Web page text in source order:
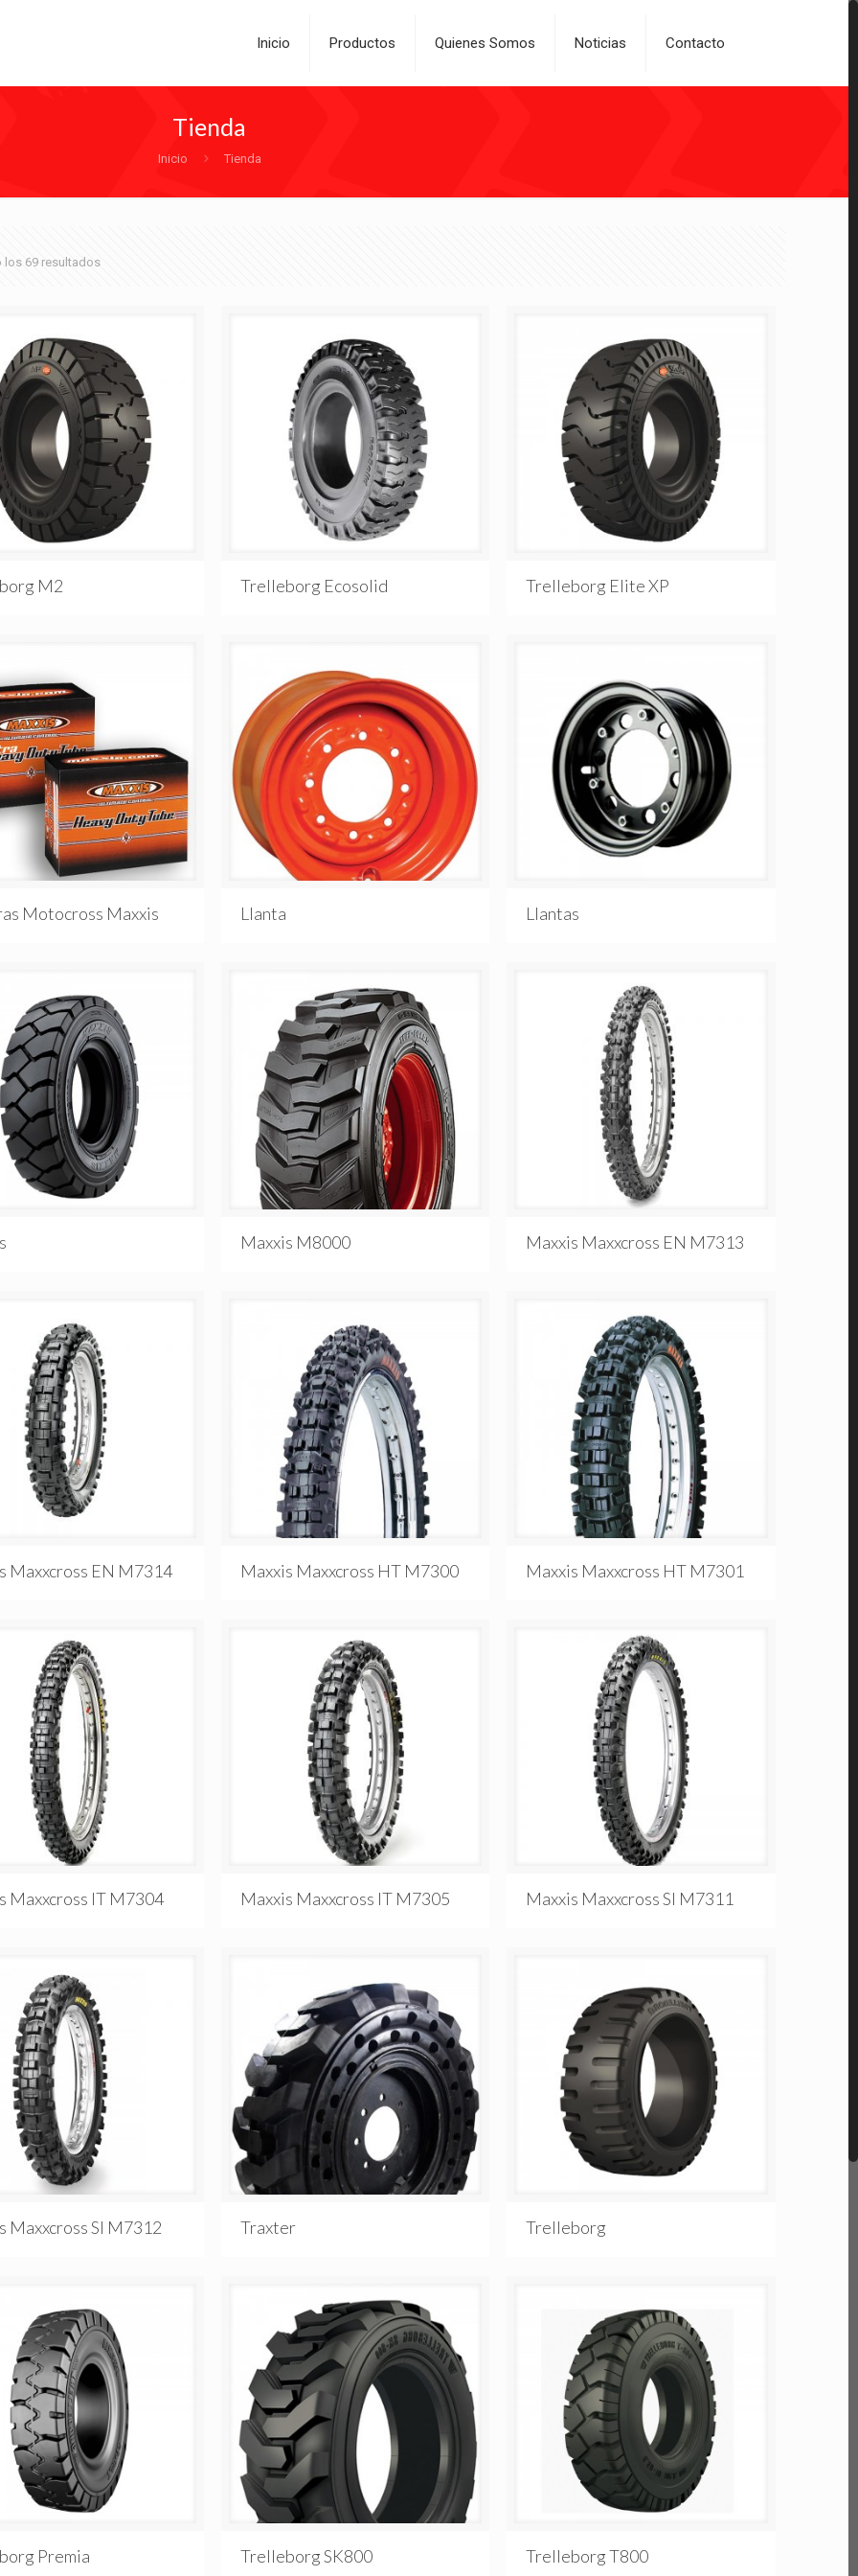
Inicio Productos Quienes Somos Noticias Contacto
Tienda
Inicio Tienda
los 69 resultados
M2 Trelleborg Ecosolid Trelleborg Elite XP
Motocross Maxxis Llanta Llantas
Maxxis M8000 Maxxis Maxxcross EN M7313
Maxxcross EN M7314 Maxxis Maxxcross HT M7300 Maxxis Maxxcross HT M7301
Maxxcross IT M7304 Maxxis Maxxcross IT M7305 Maxxis Maxxcross SI M7311
Maxxcross SI M7312 Traxter Trelleborg
Premia Trelleborg SK800 Trelleborg T800